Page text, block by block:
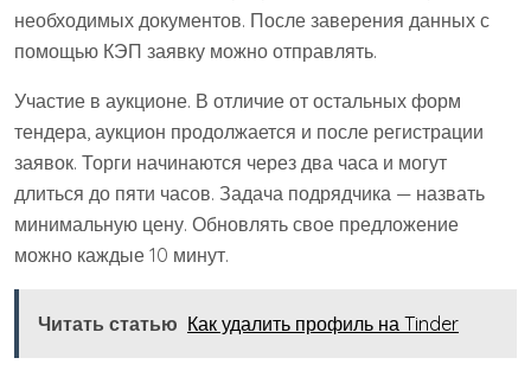
необходимых документов. После заверения данных с
помощью КЭП заявку можно отправлять.
Участие в аукционе. В отличие от остальных форм
тендера, аукцион продолжается и после регистрации
заявок. Торги начинаются через два часа и могут
длиться до пяти часов. Задача подрядчика — назвать
минимальную цену. Обновлять свое предложение
можно каждые 10 минут.
Читать статью Как удалить профиль на Tinder